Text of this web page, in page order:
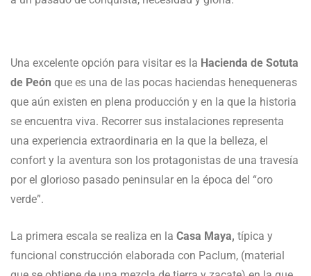
Una excelente opción para visitar es la Hacienda de Sotuta
de Peón que es una de las pocas haciendas henequeneras
que aún existen en plena producción y en la que la historia
se encuentra viva. Recorrer sus instalaciones representa
una experiencia extraordinaria en la que la belleza, el
confort y la aventura son los protagonistas de una travesía
por el glorioso pasado peninsular en la época del “oro
verde”.
La primera escala se realiza en la Casa Maya, típica y
funcional construcción elaborada con Paclum, (material